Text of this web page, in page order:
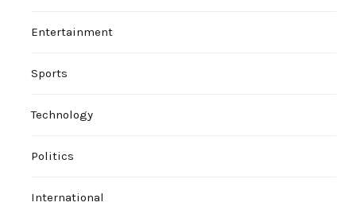
Entertainment
Sports
Technology
Politics
International